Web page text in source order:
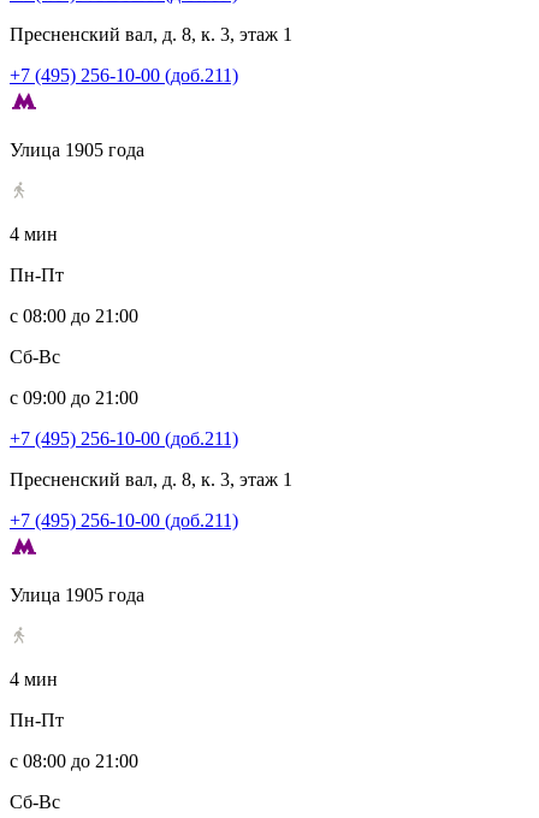
Пресненский вал, д. 8, к. 3, этаж 1
+7 (495) 256-10-00 (доб.211)
Улица 1905 года
4 мин
Пн-Пт
с 08:00 до 21:00
Сб-Вс
с 09:00 до 21:00
+7 (495) 256-10-00 (доб.211)
Пресненский вал, д. 8, к. 3, этаж 1
+7 (495) 256-10-00 (доб.211)
Улица 1905 года
4 мин
Пн-Пт
с 08:00 до 21:00
Сб-Вс